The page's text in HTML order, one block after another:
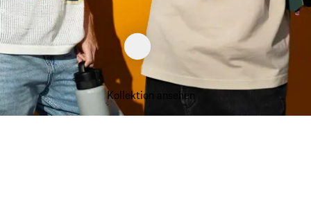
Kollektion ansehen